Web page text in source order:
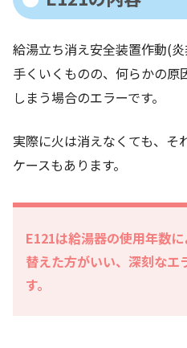
給湯立ち消え安全装置作動(
手くいくものの、何らかの原
しまう場合のエラーです。
実際に火は消えなくても、そ
ケースもあります。
E121は給湯器の使用年数
替えた方がいい、深刻なエ
す。